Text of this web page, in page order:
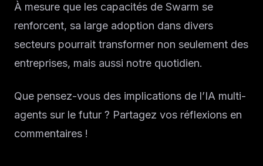
À mesure que les capacités de Swarm se
renforcent, sa large adoption dans divers
secteurs pourrait transformer non seulement des
entreprises, mais aussi notre quotidien.
Que pensez-vous des implications de l’IA multi-
agents sur le futur ? Partagez vos réflexions en
commentaires !